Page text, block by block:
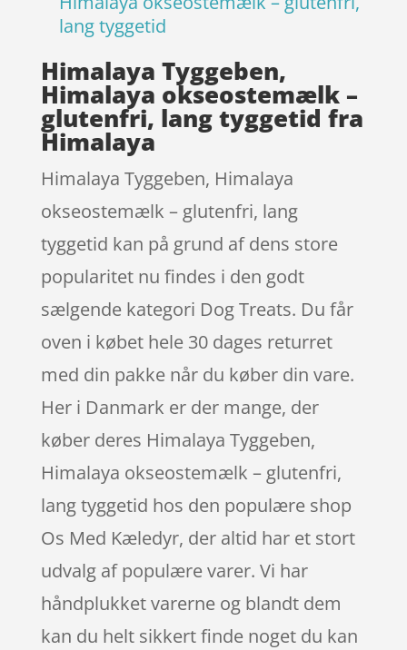
lang tyggetid
Himalaya Tyggeben,
Himalaya okseostemælk –
glutenfri, lang tyggetid fra
Himalaya
Himalaya Tyggeben, Himalaya
okseostemælk – glutenfri, lang
tyggetid kan på grund af dens store
popularitet nu findes i den godt
sælgende kategori Dog Treats. Du får
oven i købet hele 30 dages returret
med din pakke når du køber din vare.
Her i Danmark er der mange, der
køber deres Himalaya Tyggeben,
Himalaya okseostemælk – glutenfri,
lang tyggetid hos den populære shop
Os Med Kæledyr, der altid har et stort
udvalg af populære varer. Vi har
håndplukket varerne og blandt dem
kan du helt sikkert finde noget du kan